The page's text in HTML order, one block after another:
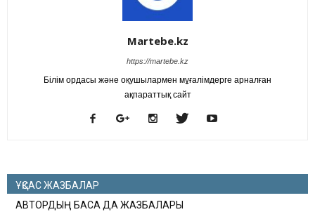
Martebe.kz
https://martebe.kz
Білім ордасы және оқушылармен мұғалімдерге арналған
ақпараттық сайт
ҰҚСАС ЖАЗБАЛАР
АВТОРДЫҢ БАСҚА ДА ЖАЗБАЛАРЫ